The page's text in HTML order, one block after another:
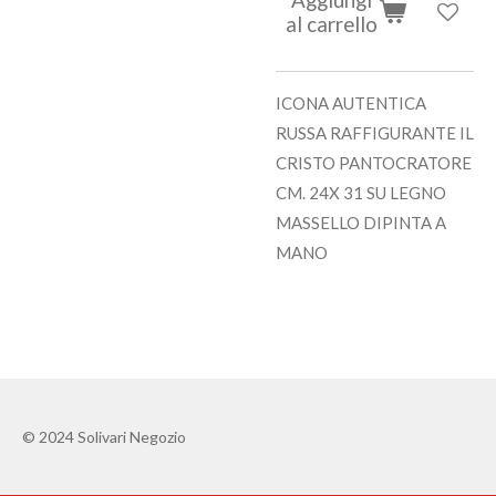
al carrello
ICONA AUTENTICA
RUSSA RAFFIGURANTE IL
CRISTO PANTOCRATORE
CM. 24X 31 SU LEGNO
MASSELLO DIPINTA A
MANO
© 2024 Solivari Negozio